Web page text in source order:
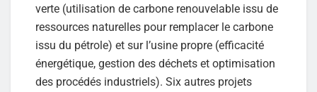
verte (utilisation de carbone renouvelable issu de
ressources naturelles pour remplacer le carbone
issu du pétrole) et sur l’usine propre (efficacité
énergétique, gestion des déchets et optimisation
des procédés industriels). Six autres projets